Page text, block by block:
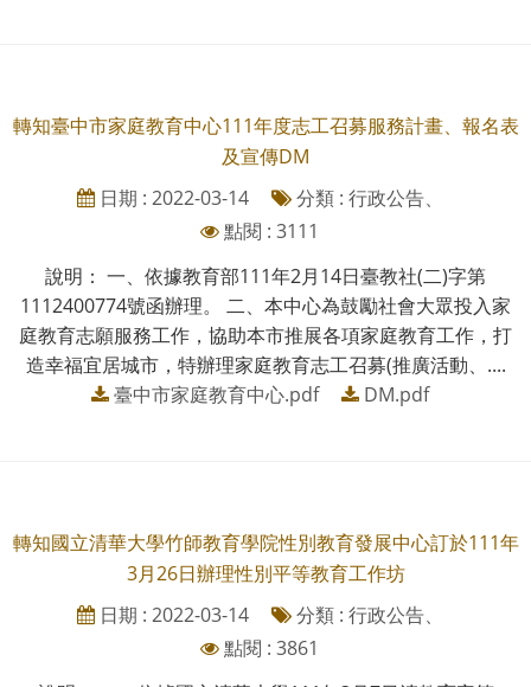
轉知臺中市家庭教育中心111年度志工召募服務計畫、報名表
及宣傳DM
日期 : 2022-03-14
分類 : 行政公告、
點閱 : 3111
說明： 一、依據教育部111年2月14日臺教社(二)字第
1112400774號函辦理。 二、本中心為鼓勵社會大眾投入家
庭教育志願服務工作，協助本市推展各項家庭教育工作，打
造幸福宜居城市，特辦理家庭教育志工召募(推廣活動、....
臺中市家庭教育中心.pdf
DM.pdf
轉知國立清華大學竹師教育學院性別教育發展中心訂於111年
3月26日辦理性別平等教育工作坊
日期 : 2022-03-14
分類 : 行政公告、
點閱 : 3861